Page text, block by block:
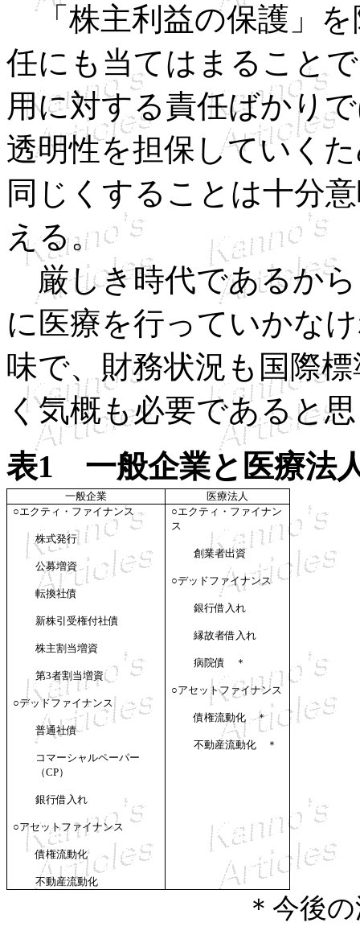
「株主利益の保護」を
任にも当てはまること
用に対する責任ばかり
透明性を担保していく
同じくすることは十分
える。
厳しき時代であるか
に医療を行っていかな
味で、財務状況も国際
く気概も必要であると
表1 一般企業と医療法
一般企業
医療法人
○エクティ・ファイナンス
株式発行
公募増資
転換社債
新株引受権付社債
株主割当増資
第3者割当増資
○デッドファイナンス
普通社債
コマーシャルペーパー
（CP）
銀行借入れ
○アセットファイナンス
債権流動化
不動産流動化
○エクティ・ファイナン
ス
創業者出資
○デッドファイナンス
銀行借入れ
縁故者借入れ
病院債 ＊
○アセットファイナンス
債権流動化 ＊
不動産流動化 ＊
＊ 今後